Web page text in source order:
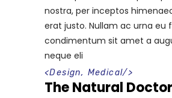
nostra, per inceptos
erat justo. Nullam ac urna eu
condimentum sit amet a
neque eli
<Design, Medical/>
The Natural Doctor